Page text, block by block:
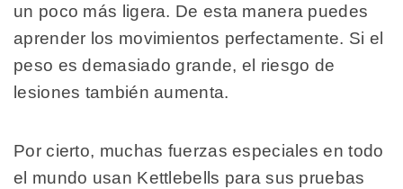
un poco más ligera. De esta manera puedes
aprender los movimientos perfectamente. Si el
peso es demasiado grande, el riesgo de
lesiones también aumenta.
Por cierto, muchas fuerzas especiales en todo
el mundo usan Kettlebells para sus pruebas